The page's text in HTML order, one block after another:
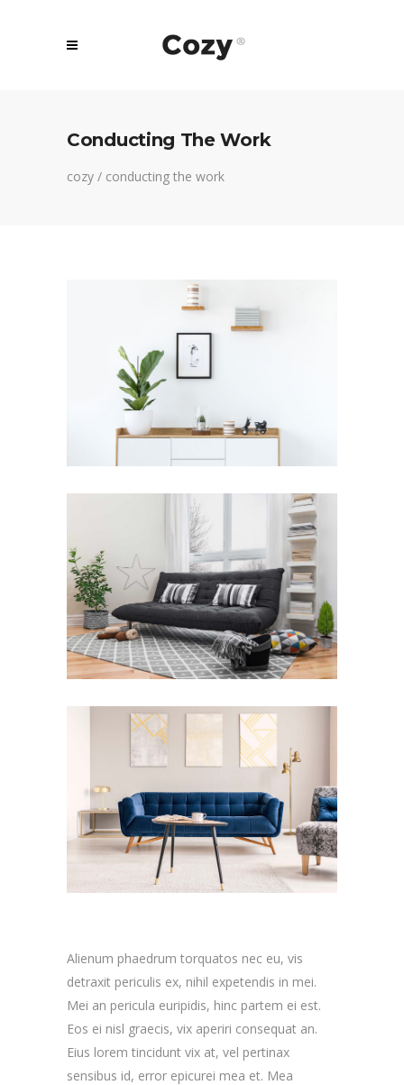
Conducting The Work
cozy / conducting the work
Alienum phaedrum torquatos nec eu, vis
detraxit periculis ex, nihil expetendis in mei.
Mei an pericula euripidis, hinc partem ei est.
Eos ei nisl graecis, vix aperiri consequat an.
Eius lorem tincidunt vix at, vel pertinax
sensibus id, error epicurei mea et. Mea